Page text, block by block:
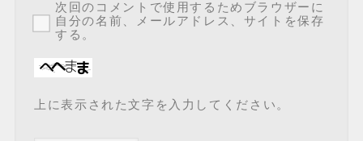
次回のコメントで使用するためブラウザーに
自分の名前、メールアドレス、サイトを保存
する。
上に表示された文字を入力してください。